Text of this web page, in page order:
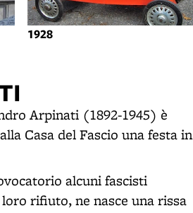
1928
Arpinati (1892-1945) è
Casa del Fascio una festa in
alcuni fascisti
rifiuto, ne nasce una rissa